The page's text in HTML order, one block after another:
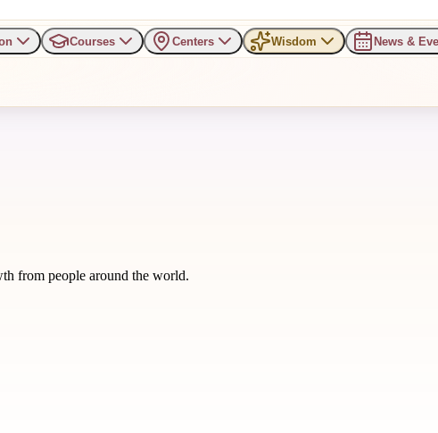
Courses Centers Wisdom News &
from people around the world.